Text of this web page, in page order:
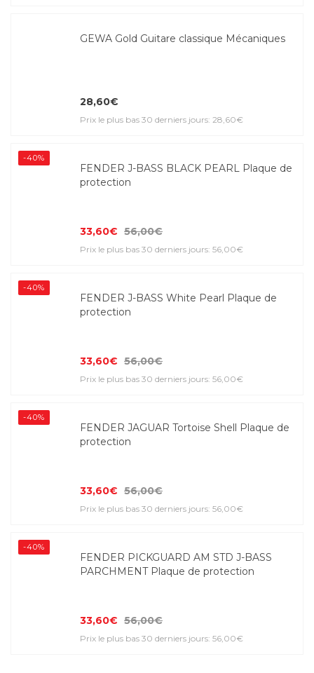
GEWA Gold Guitare classique Mécaniques
28,60€
Prix le plus bas 30 derniers jours: 28,60€
-40%
FENDER J-BASS BLACK PEARL Plaque de
protection
33,60€ 56,00€
Prix le plus bas 30 derniers jours: 56,00€
-40%
FENDER J-BASS White Pearl Plaque de
protection
33,60€ 56,00€
Prix le plus bas 30 derniers jours: 56,00€
-40%
FENDER JAGUAR Tortoise Shell Plaque de
protection
33,60€ 56,00€
Prix le plus bas 30 derniers jours: 56,00€
-40%
FENDER PICKGUARD AM STD J-BASS
PARCHMENT Plaque de protection
33,60€ 56,00€
Prix le plus bas 30 derniers jours: 56,00€